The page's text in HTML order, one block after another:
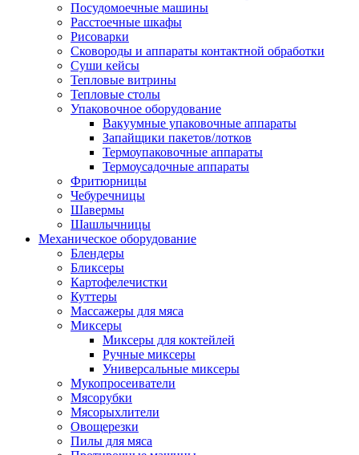
Посудомоечные машины
Расстоечные шкафы
Рисоварки
Сковороды и аппараты контактной обработки
Суши кейсы
Тепловые витрины
Тепловые столы
Упаковочное оборудование
Вакуумные упаковочные аппараты
Запайщики пакетов/лотков
Термоупаковочные аппараты
Термоусадочные аппараты
Фритюрницы
Чебуречницы
Шавермы
Шашлычницы
Механическое оборудование
Блендеры
Бликсеры
Картофелечистки
Куттеры
Массажеры для мяса
Миксеры
Миксеры для коктейлей
Ручные миксеры
Универсальные миксеры
Мукопросеиватели
Мясорубки
Мясорыхлители
Овощерезки
Пилы для мяса